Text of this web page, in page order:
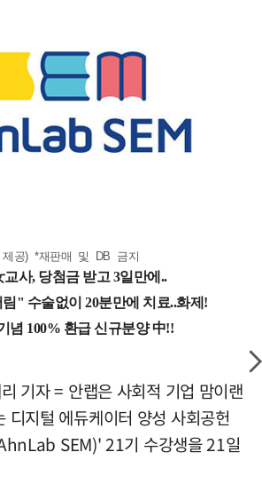
공) *재판매 및 DB 금지
기자 = 안랩은 사회적 기업 맘이랜
디지털 에듀케이터 양성 사회공헌
SEM)' 21기 수강생을 21일